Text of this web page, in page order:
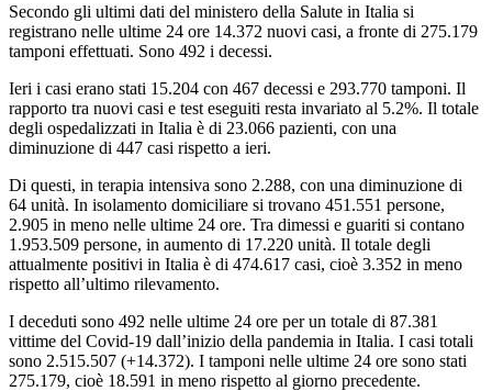
Secondo gli ultimi dati del ministero della Salute in Italia si
registrano nelle ultime 24 ore 14.372 nuovi casi, a fronte di 275.179
tamponi effettuati. Sono 492 i decessi.
Ieri i casi erano stati 15.204 con 467 decessi e 293.770 tamponi. Il
rapporto tra nuovi casi e test eseguiti resta invariato al 5.2%. Il totale
degli ospedalizzati in Italia è di 23.066 pazienti, con una
diminuzione di 447 casi rispetto a ieri.
Di questi, in terapia intensiva sono 2.288, con una diminuzione di
64 unità. In isolamento domiciliare si trovano 451.551 persone,
2.905 in meno nelle ultime 24 ore. Tra dimessi e guariti si contano
1.953.509 persone, in aumento di 17.220 unità. Il totale degli
attualmente positivi in Italia è di 474.617 casi, cioè 3.352 in meno
rispetto all’ultimo rilevamento.
I deceduti sono 492 nelle ultime 24 ore per un totale di 87.381
vittime del Covid-19 dall’inizio della pandemia in Italia. I casi totali
sono 2.515.507 (+14.372). I tamponi nelle ultime 24 ore sono stati
275.179, cioè 18.591 in meno rispetto al giorno precedente.